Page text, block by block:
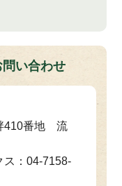
問い合わせ
410番地 流
：04-7158-